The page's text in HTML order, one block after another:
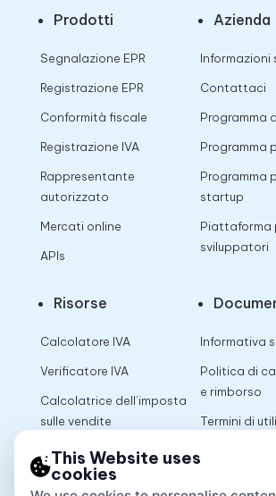
Prodotti
Segnalazione EPR
Registrazione EPR
Conformità fiscale
Registrazione IVA
Rappresentante
autorizzato
Mercati online
APIs
Azienda
Informazioni
Contattaci
Programma
Programma
Programma
startup
Piattaforma
sviluppatori
Risorse
Calcolatore IVA
Verificatore IVA
Calcolatrice dell’imposta
sulle vendite
Informativa
Politica di
e rimborso
Termini di
This Website uses
cookies